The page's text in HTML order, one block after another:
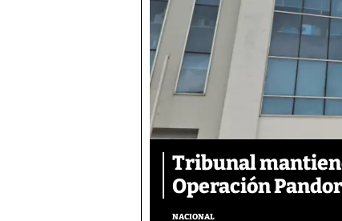
Tribunal
Operación
NACIONAL